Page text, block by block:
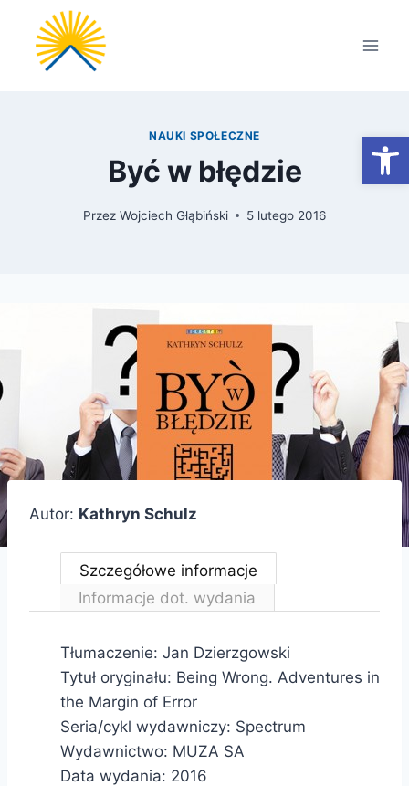
Przejdź
treści
NAUKI SPOŁECZNE
Być w błędzie
Przez Wojciech Głąbiński 5 lutego 2016
Autor: Kathryn Schulz
Szczegółowe informacje
Informacje dot. wydania
Tłumaczenie: Jan Dzierzgowski
Tytuł oryginału: Being Wrong. Adventures in
the Margin of Error
Seria/cykl wydawniczy: Spectrum
Wydawnictwo: MUZA SA
Data wydania: 2016